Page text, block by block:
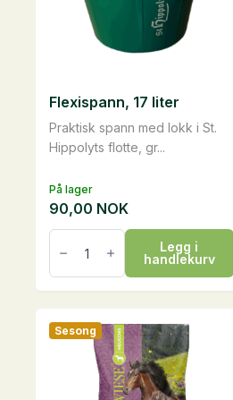
På lager
Praktisk spann med lokk i St.
Hippolyts flotte, gr...
Flexispann, 17 liter
90,00 NOK
Flexispann,
17
antall
Legg i
handlekurv
Sesong